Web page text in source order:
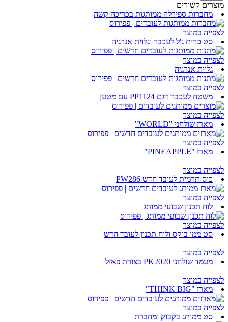
מוצרים קשורים
מחברות ספירלה ממותגות בכריכה קשה
לצפייה במוצר
סט כרית ג'ל לעכבר וגלוית אנרגיה
לצפייה במוצר
גלוית אנרגיה
לצפייה במוצר
משטח לעכבר דגם PP1124 עם מטען
לצפייה במוצר
מארז שולחני "WORLD"
לצפייה במוצר
מארז "PINEAPPLE"
לצפייה במוצר
כוס תרמית לעובד חדש PW286
לצפייה במוצר
לוח תכנון שבועי ממותג
לצפייה במוצר
סט ממו בוקס ולוח תכנון לעובד חדש
לצפייה במוצר
מעמד שולחני PK2020 בצורת פאזל
לצפייה במוצר
מארז "THINK BIG"
לצפייה במוצר
סט ממותג בקבוק ומחברת